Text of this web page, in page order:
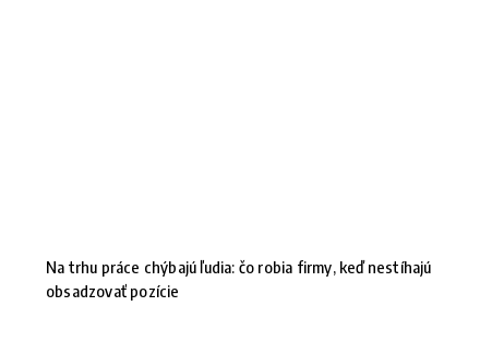
Na trhu práce chýbajú ľudia: čo robia firmy, keď nestíhajú
obsadzovať pozície